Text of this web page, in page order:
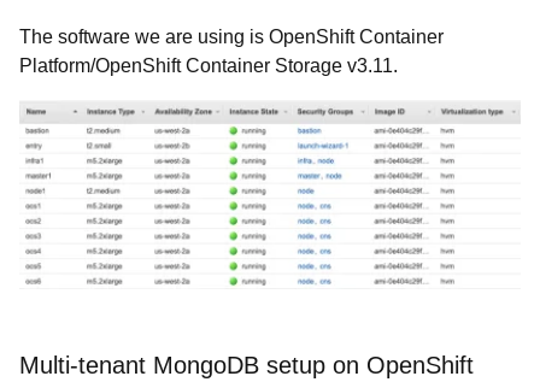
The software we are using is OpenShift Container
Platform/OpenShift Container Storage v3.11.
Multi-tenant MongoDB setup on OpenShift